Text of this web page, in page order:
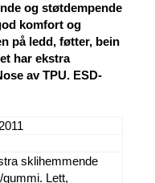
og støtdempende
komfort og
på ledd, føtter, bein
har ekstra
av TPU. ESD-
sklihemmende
Lett,